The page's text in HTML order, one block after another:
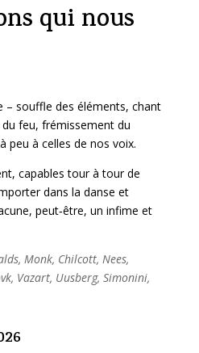
qui nous
– souffle des éléments, chant
feu, frémissement du
peu à celles de nos voix.
capablestour à tour de
dans la danse et
peut‑être, un infime et
Monk, Chilcott, Nees,
Vazart, Uusberg, Simonini,